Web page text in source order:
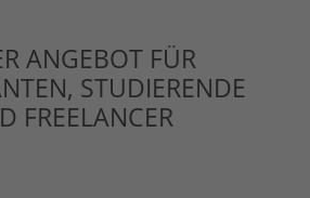
ANGEBOT FÜR
STUDIERENDE
FREELANCER